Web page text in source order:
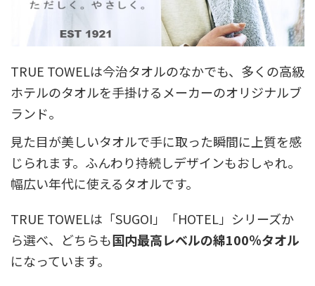
TRUE TOWELは今治タオルのなかでも、多くの高級
ホテルのタオルを手掛けるメーカーのオリジナルブ
ランド。
見た目が美しいタオルで手に取った瞬間に上質を感
じられます。ふんわり持続しデザインもおしゃれ。
幅広い年代に使えるタオルです。
TRUE TOWELは「SUGOI」「HOTEL」シリーズか
ら選べ、どちらも国内最高レベルの綿100％タオル
になっています。